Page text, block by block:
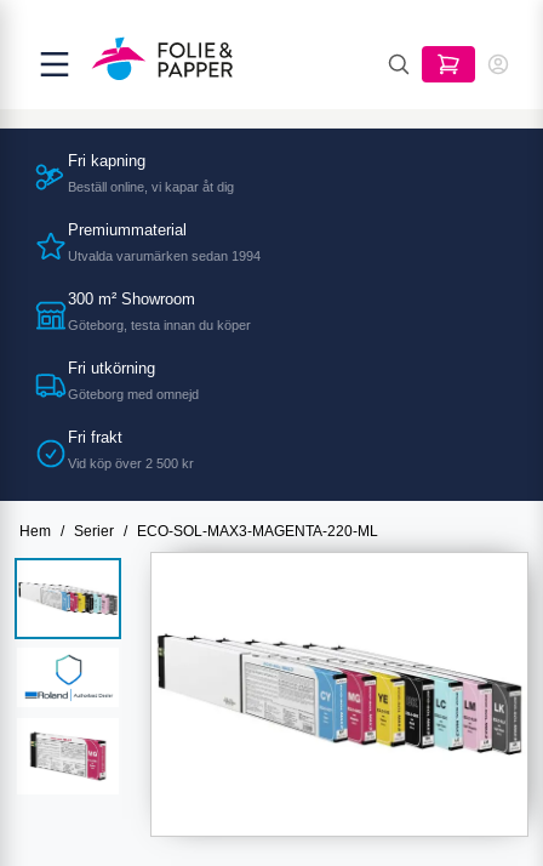
Fri kapning
Beställ online, vi kapar åt dig
Premiummaterial
Utvalda varumärken sedan 1994
300 m² Showroom
Göteborg, testa innan du köper
Fri utkörning
Göteborg med omnejd
Fri frakt
Vid köp över 2 500 kr
Hem / Serier / ECO-SOL-MAX3-MAGENTA-220-ML